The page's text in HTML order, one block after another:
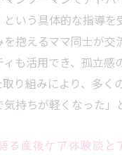
という具体的な指導を
を抱えるママ同士が交
も活用でき、孤立感
取り組みにより、多く
持ちが軽くなった」
る産後ケア体験談と